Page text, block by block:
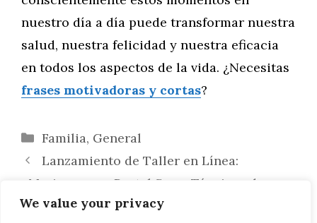
We value your privacy
nuestro día a día puede transformar nuestra
salud, nuestra felicidad y nuestra eficacia
en todos los aspectos de la vida. ¿Necesitas
frases motivadoras y cortas?
Categorías
Familia, General
Lanzamiento de Taller en Línea:
«Mariposas en Pastel Seco: Técnicas de
Dibujo Creativo»